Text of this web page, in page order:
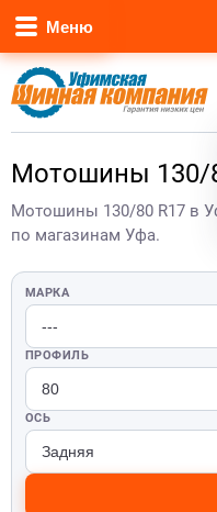
Меню
Мотошины 130/
Мотошины 130/80 R17 в
по магазинам Уфа.
МАРКА
ПРОФИЛЬ
ОСЬ